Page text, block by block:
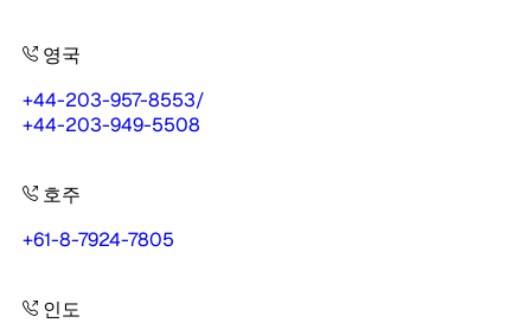
영국
+44-203-957-8553/
+44-203-949-5508
호주
+61-8-7924-7805
인도